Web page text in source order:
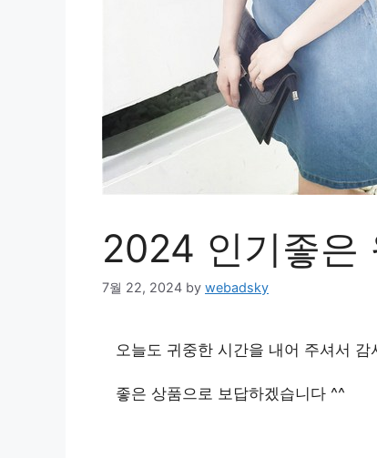
2024 인기좋은
7월 22, 2024 by webadsky
오늘도 귀중한 시간을 내어 주셔서 감
좋은 상품으로 보답하겠습니다 ^^